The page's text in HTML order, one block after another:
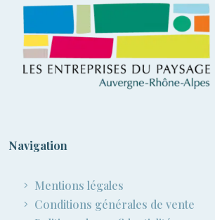
Navigation
Mentions légales
Conditions générales de vente